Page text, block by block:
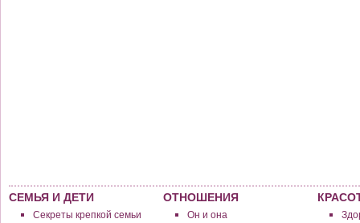
СЕМЬЯ И ДЕТИ
Секреты крепкой семьи
ОТНОШЕНИЯ
Он и она